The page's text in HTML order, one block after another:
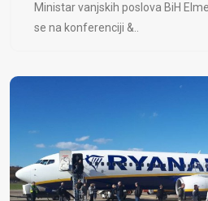
Ministar vanjskih poslova BiH
se na konferenciji &..